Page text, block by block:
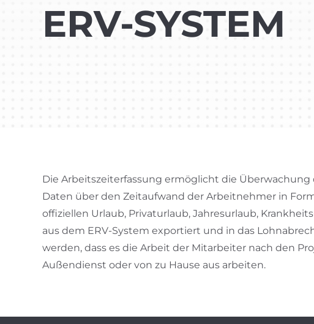
ERV-SYSTEM
Die Arbeitszeiterfassung ermöglicht die
Daten über den Zeitaufwand der Arbeitnehmer in
offiziellen Urlaub, Privaturlaub, Jahresurlaub,
aus dem ERV-System exportiert und in das
werden, dass es die Arbeit der Mitarbeiter nach den
Außendienst oder von zu Hause aus arbeiten.